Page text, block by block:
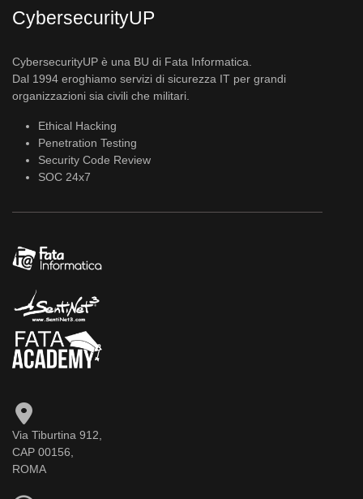
CybersecurityUP
CybersecurityUP è una BU di Fata Informatica.
Dal 1994 eroghiamo servizi di sicurezza IT per grandi
organizzazioni sia civili che militari.
Ethical Hacking
Penetration Testing
Security Code Review
SOC 24x7
Via Tiburtina 912,
CAP 00156,
ROMA